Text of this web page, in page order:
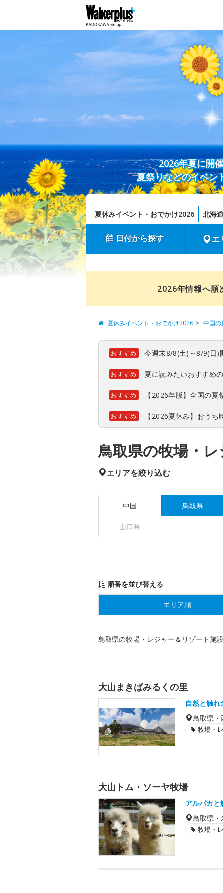
2026年夏に開
夏祭りなどのイベン
夏休みイベント・おでかけ2026 北海道
日付から探す エ
2026年情報へ順
夏休みイベント・おでかけ2026 中国の
おすすめ 今週末8/8(土)～8/9(日)
おすすめ 夏に読みたいおすすめ
おすすめ 【2026年版】全国の
おすすめ 【2026夏休み】おう
鳥取県の牧場・
エリアを絞り込む
中国 鳥取県
山口県
順番を並び替える
エリア順
鳥取県の牧場・レジャー＆リゾート施設
大山まきばみるくの里
自然と触れ
鳥取県・
牧場・
大山トム・ソーヤ牧場
アルパカと
鳥取県・
牧場・